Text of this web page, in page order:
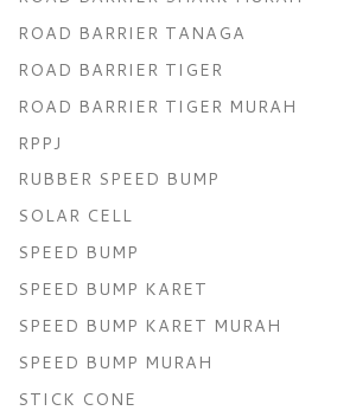
ROAD BARRIER TANAGA
ROAD BARRIER TIGER
ROAD BARRIER TIGER MURAH
RPPJ
RUBBER SPEED BUMP
SOLAR CELL
SPEED BUMP
SPEED BUMP KARET
SPEED BUMP KARET MURAH
SPEED BUMP MURAH
STICK CONE